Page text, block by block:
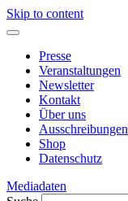
Skip to content
Presse
Veranstaltungen
Newsletter
Kontakt
Über uns
Ausschreibungen
Shop
Datenschutz
Mediadaten